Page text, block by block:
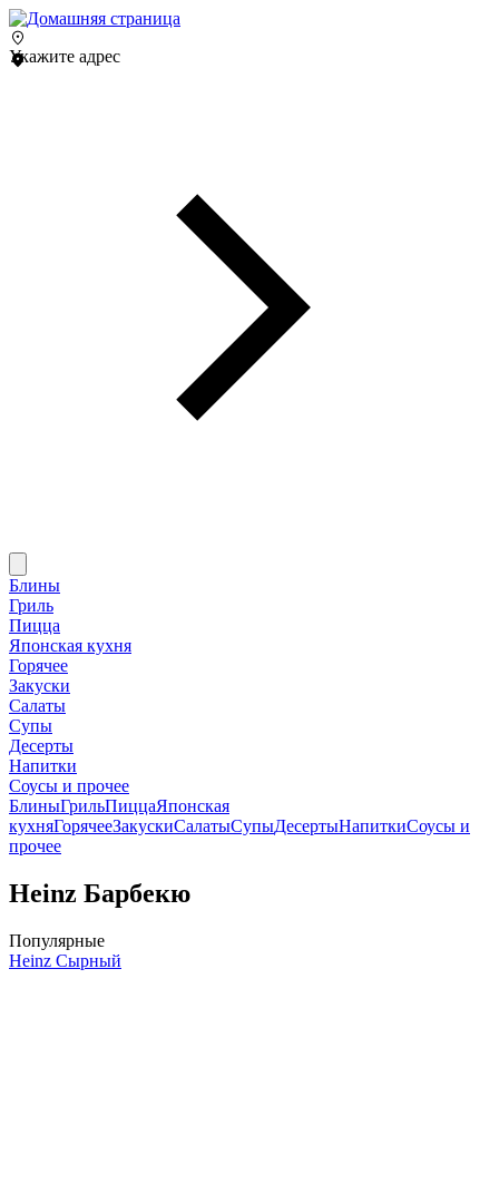
Укажите адрес
Блины
Гриль
Пицца
Японская кухня
Горячее
Закуски
Салаты
Супы
Десерты
Напитки
Соусы и прочее
БлиныГрильПиццаЯпонская
кухняГорячееЗакускиСалатыСупыДесертыНапиткиСоусы и
прочее
Heinz Барбекю
Популярные
Heinz Сырный